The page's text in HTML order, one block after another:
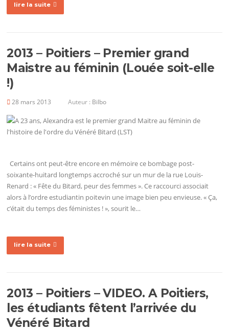
lire la suite
2013 – Poitiers – Premier grand
Maistre au féminin (Louée soit-elle
!)
28 mars 2013 Auteur : Bilbo
Certains ont peut-être encore en mémoire ce bombage post-
soixante-huitard longtemps accroché sur un mur de la rue Louis-
Renard : « Fête du Bitard, peur des femmes ». Ce raccourci associait
alors à l’ordre estudiantin poitevin une image bien peu envieuse. « Ça,
c’était du temps des féministes ! », sourit le…
lire la suite
2013 – Poitiers – VIDEO. A Poitiers,
les étudiants fêtent l’arrivée du
Vénéré Bitard